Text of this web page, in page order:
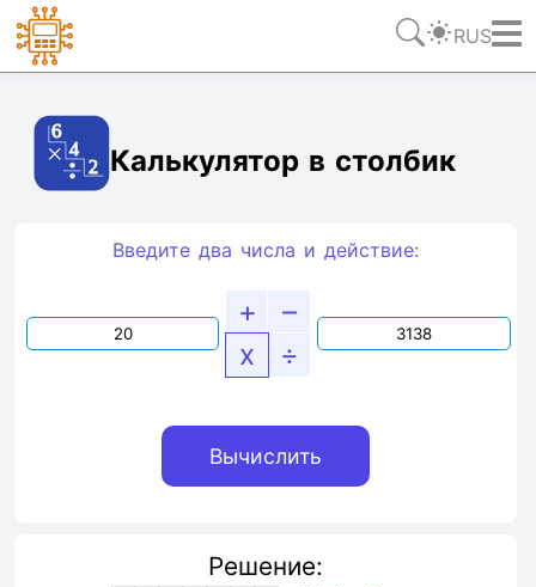
RUS
Калькулятор в столбик
Введите два числа и действие:
+
–
x
÷
Решение: